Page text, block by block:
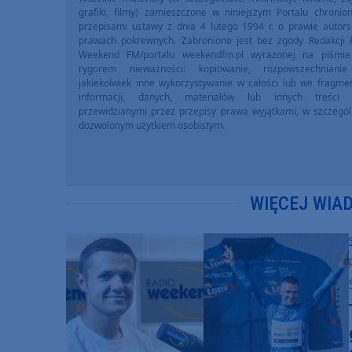
grafiki, filmy) zamieszczone w niniejszym Portalu
przepisami ustawy z dnia 4 lutego 1994 r. o prawie
prawach pokrewnych. Zabronione jest bez zgody Redakcji
Weekend FM/portalu weekendfm.pl wyrażonej na
rygorem nieważności: kopiowanie,
jakiekolwiek inne wykorzystywanie w całości lub we
informacji, danych, materiałów lub innych treści
przewidzianymi przez przepisy prawa wyjątkami, w
dozwolonym użytkiem osobistym.
WIĘCEJ